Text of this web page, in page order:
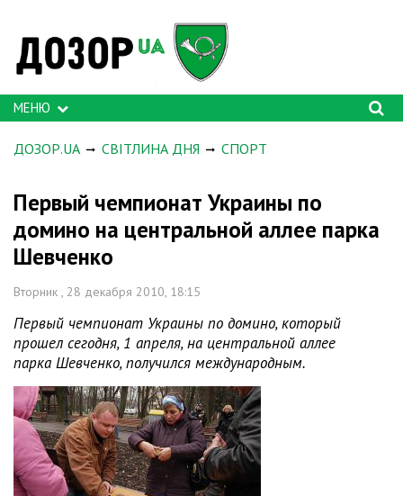
МЕНЮ
ДОЗОР.UA СВІТЛИНА ДНЯ СПОРТ
Первый чемпионат Украины по
домино на центральной аллее парка
Шевченко
Вторник , 28 декабря 2010, 18:15
Первый чемпионат Украины по домино, который
прошел сегодня, 1 апреля, на центральной аллее
парка Шевченко, получился международным.